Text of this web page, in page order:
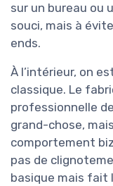
sur un bureau ou
souci, mais à
ends.
À l’intérieur, on
classique. Le
professionnelle
grand-chose,
comportement
pas de
basique mais fait